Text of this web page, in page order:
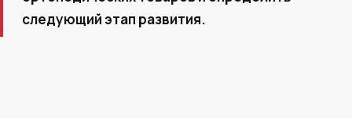
следующий этап развития.